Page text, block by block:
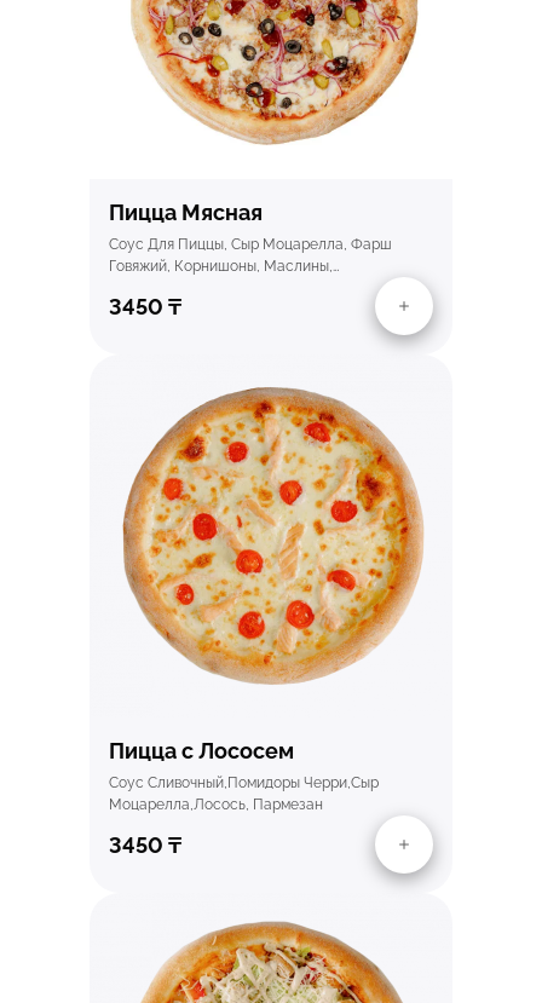
Пицца Мясная
Соус Для Пиццы, Сыр Моцарелла, Фарш
Говяжий, Корнишоны, Маслины,…
3450 ₸
Быстрый просмотр
Пицца с Лососем
Соус Сливочный,помидоры Черри,сыр
Моцарелла,лосось, Пармезан
3450 ₸